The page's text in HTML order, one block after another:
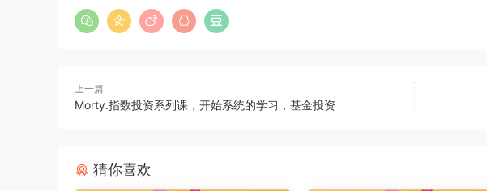
上一篇
Morty.指数投资系列课，开始系统的学习，基金投资
猜你喜欢